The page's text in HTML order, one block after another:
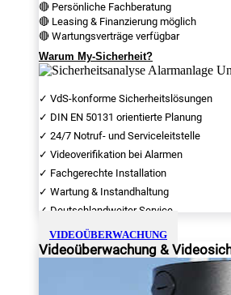
🔴 Persönliche Fachberatung
🔴 Leasing & Finanzierung möglich
🔴 Wartungsverträge verfügbar
Warum My-Sicherheit?
✓ VdS-konforme Sicherheitslösungen
✓ DIN EN 50131 orientierte Planung
✓ 24/7 Notruf- und Serviceleitstelle
✓ Videoverifikation bei Alarmen
✓ Fachgerechte Installation
✓ Wartung & Instandhaltung
✓ Deutschlandweiter Service
VIDEOÜBERWACHUNG
Videoüberwachung &